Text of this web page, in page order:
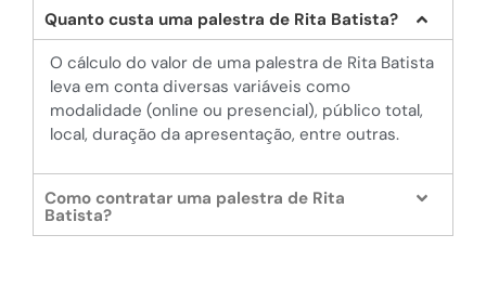
Quanto custa uma palestra de Rita Batista?
O cálculo do valor de uma palestra de Rita Batista
leva em conta diversas variáveis como
modalidade (online ou presencial), público total,
local, duração da apresentação, entre outras.
Como contratar uma palestra de Rita
Batista?